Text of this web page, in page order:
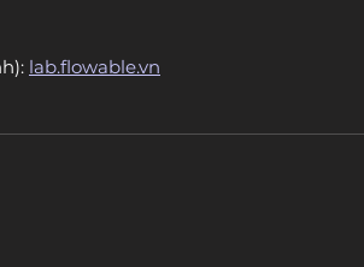
lab.flowable.vn